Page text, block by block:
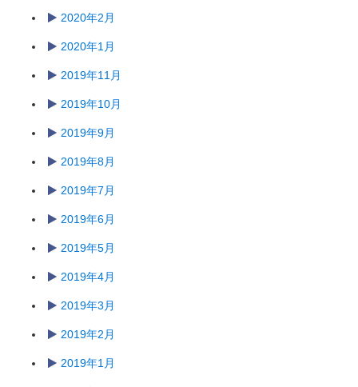
2020年2月
2020年1月
2019年11月
2019年10月
2019年9月
2019年8月
2019年7月
2019年6月
2019年5月
2019年4月
2019年3月
2019年2月
2019年1月